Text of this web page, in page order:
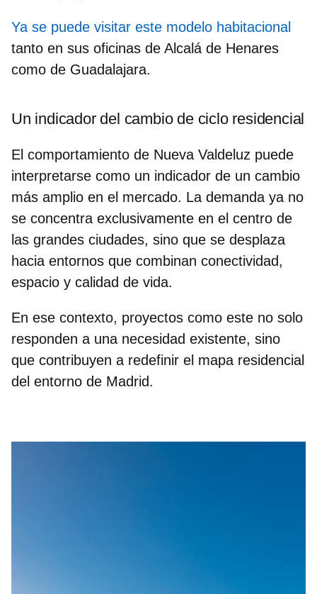
Ya se puede visitar este modelo habitacional
tanto en sus oficinas de Alcalá de Henares
como de Guadalajara.
Un indicador del cambio de ciclo residencial
El comportamiento de Nueva Valdeluz puede
interpretarse como un indicador de un cambio
más amplio en el mercado. La demanda ya no
se concentra exclusivamente en el centro de
las grandes ciudades, sino que se desplaza
hacia entornos que combinan conectividad,
espacio y calidad de vida.
En ese contexto, proyectos como este no solo
responden a una necesidad existente, sino
que contribuyen a redefinir el mapa residencial
del entorno de Madrid.